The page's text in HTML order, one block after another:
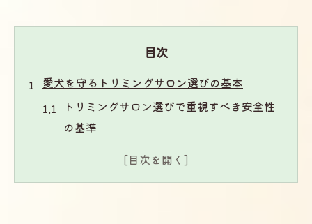
目次
愛犬を守るトリミングサロン選びの基本
トリミングサロン選びで重視すべき安全性
の基準
愛犬を事故から守るトリミングサロンの選